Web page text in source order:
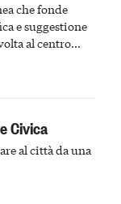
che fonde
e suggestione
al centro
astigiano
Civica
al città da una